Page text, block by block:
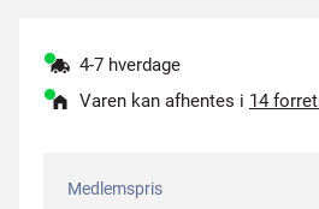
4-7 hverdage
Varen kan afhentes i 14
Medlemspris